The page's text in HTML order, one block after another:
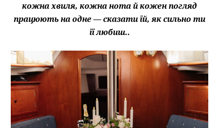
кожна хвиля, кожна нота й кожен погляд
працюють на одне — сказати їй, як сильно ти
її любиш..